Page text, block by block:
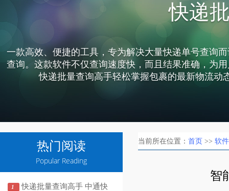
快递
一款高效、便捷的工具，专为解决大量快递单号查询
查询。这款软件不仅查询速度快，而且结果准确，为
快递批量查询高手轻松掌握包裹的最新物流
热门阅读
Popular Reading
1
快递批量查询高手 中通快
当前所在位置： 首页 >> 软
智